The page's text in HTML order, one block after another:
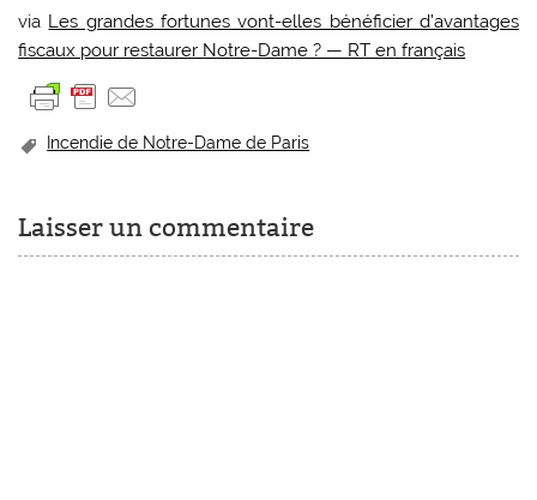
via Les grandes fortunes vont-elles bénéficier d’avantages
fiscaux pour restaurer Notre-Dame ? — RT en français
Incendie de Notre-Dame de Paris
Laisser un commentaire